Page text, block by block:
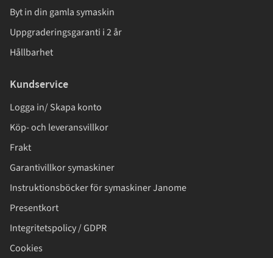
Byt in din gamla symaskin
Uppgraderingsgaranti i 2 år
Hållbarhet
Kundservice
Logga in/ Skapa konto
Köp- och leveransvillkor
Frakt
Garantivillkor symaskiner
Instruktionsböcker för symaskiner Janome
Presentkort
Integritetspolicy / GDPR
Cookies